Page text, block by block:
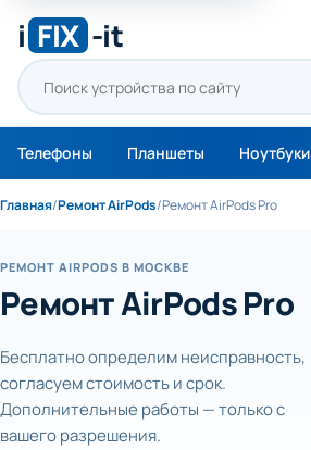
i FIX -it
Телефоны Планшеты Ноутбуки
Главная/Ремонт AirPods/Ремонт AirPods Pro
РЕМОНТ AIRPODS В МОСКВЕ
Ремонт AirPods Pro
Бесплатно определим неисправность,
согласуем стоимость и срок.
Дополнительные работы — только с
вашего разрешения.